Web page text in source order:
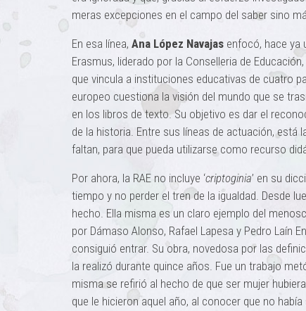
meras excepciones en el campo del saber sino
En esa línea, Ana López Navajas enfocó, hace ya
Erasmus, liderado por la Conselleria de
que vincula a instituciones educativas de cuatro
europeo cuestiona la visión del mundo que se
en los libros de texto. Su objetivo es dar el
de la historia. Entre sus líneas de actuación,
faltan, para que pueda utilizarse como recurso
Por ahora, la RAE no incluye ‘criptoginia’ en su
tiempo y no perder el tren de la igualdad. Desde
hecho. Ella misma es un claro ejemplo del
por Dámaso Alonso, Rafael Lapesa y Pedro Laín
consiguió entrar. Su obra, novedosa por las
la realizó durante quince años. Fue un trabajo
misma se refirió al hecho de que ser mujer
que le hicieron aquel año, al conocer que no